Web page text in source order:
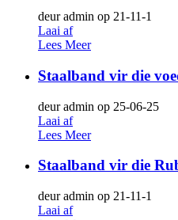
deur admin op 21-11-1
Laai af
Lees Meer
Staalband vir die
deur admin op 25-06-25
Laai af
Lees Meer
Staalband vir die
deur admin op 21-11-1
Laai af